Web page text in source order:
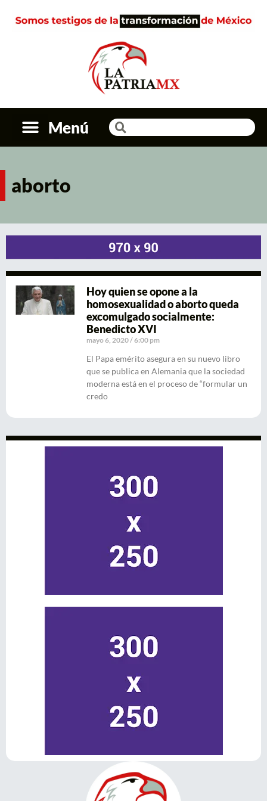
Menú
aborto
Hoy quien se opone a la
homosexualidad o aborto queda
excomulgado socialmente:
Benedicto XVI
mayo 6, 2020 6:00 pm
El Papa emérito asegura en su nuevo libro
que se publica en Alemania que la sociedad
moderna está en el proceso de “formular un
credo